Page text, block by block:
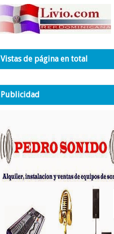
Vistas de página en total
Publicidad